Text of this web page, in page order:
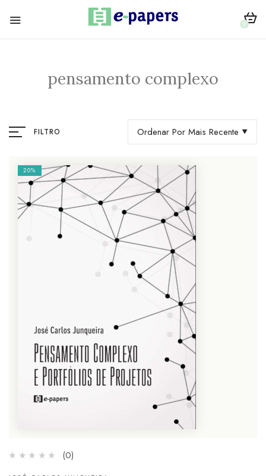
0
pensamento complexo
FILTRO Ordenar Por Mais Recente
20%
(0)